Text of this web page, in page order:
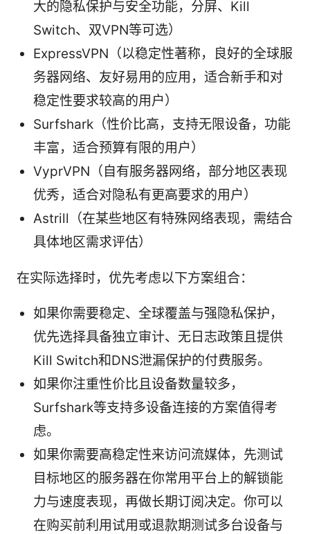
大的隐私保护与安全功能，分屏、Kill
Switch、双VPN等可选）
ExpressVPN（以稳定性著称，良好的全球服
务器网络、友好易用的应用，适合新手和对
稳定性要求较高的用户）
Surfshark（性价比高，支持无限设备，功能
丰富，适合预算有限的用户）
VyprVPN（自有服务器网络，部分地区表现
优秀，适合对隐私有更高要求的用户）
Astrill（在某些地区有特殊网络表现，需结合
具体地区需求评估）
在实际选择时，优先考虑以下方案组合：
如果你需要稳定、全球覆盖与强隐私保护，
优先选择具备独立审计、无日志政策且提供
Kill Switch和DNS泄漏保护的付费服务。
如果你注重性价比且设备数量较多，
Surfshark等支持多设备连接的方案值得考
虑。
如果你需要高稳定性来访问流媒体，先测试
目标地区的服务器在你常用平台上的解锁能
力与速度表现，再做长期订阅决定。你可以
在购买前利用试用或退款期测试多台设备与